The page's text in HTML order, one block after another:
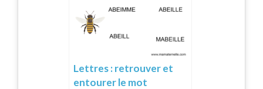
Lettres : retrouver et
entourer le mot